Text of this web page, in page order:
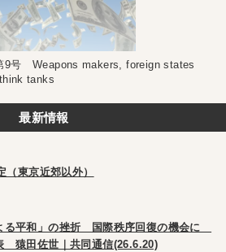
9号 Weapons makers, foreign states
tanks
最新情報
東京近郊以外）
る平和」の挫折 国際秩序回復の機会に
猿田佐世｜共同通信(26.6.20)